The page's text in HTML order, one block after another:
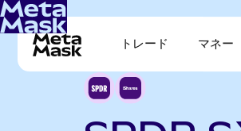
トレード マネー